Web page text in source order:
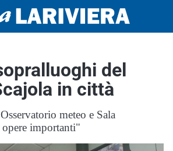
del
in città
meteo e Sala
importanti"